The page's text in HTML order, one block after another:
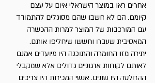
אחרים ראו במוצר הישראלי איום על עצם
קיומם. הם לא חשבו שהם מסוגלים להתמודד
עם המורכבות של המוצר למרות ההכשרה
המאסיבית שעברו וחששו שיחליפו אותם.
יתירה מזו החומרה והתוכנה היו מיועדים אמנם
לאותם לקוחות ארגוניים גדולים אלא שמקבלי
ההחלטה היו שונים. אנשי המכירות היו צריכים